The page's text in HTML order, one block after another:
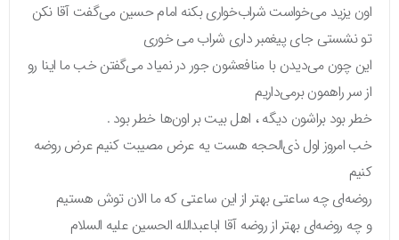
اون یزید می‌خواست شراب‌خواری بکنه امام حسین می‌گفت آقا نکن
تو نشستی جای پیغمبر داری شراب می خوری
این چون می‌دیدن با منافعشون جور در نمیاد می‌گفتن خب ما اینا رو
از سر راهمون برمی‌داریم
خطر بود براشون دیگه ، اهل بیت بر اون‌ها خطر بود .
خب امروز اول ذی‌الحجه هست یه عرض مصیبت کنیم عرض روضه
کنیم
روضه‌ای چه ساعتی بهتر از این ساعتی که ما الان توش هستیم
و چه روضه‌ای بهتر از روضه آقا اباعبدالله الحسین علیه السلام